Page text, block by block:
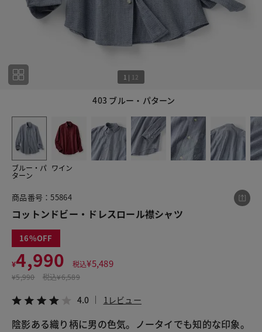
403 ブルー・パターン
1 | 12
ブルー・パ
ターン
ワイン
12
商品番号：55864
コットンドビー・ドレスロール襟シャツ
16
¥4,990 税込¥5,489
¥5,990 税込¥6,589
4.0 1レビュー
陰影ある織り柄に男の色気。ノータイでも知的な印象。
この商品をシェアする
コットンドビー・ドレスロール襟シャツ
¥4,990
税込¥5,489
LINE X